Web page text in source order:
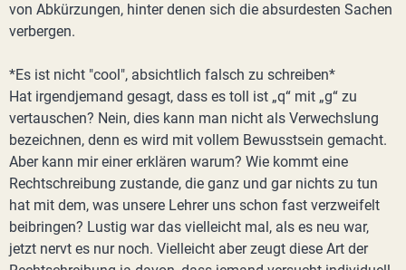
von Abkürzungen, hinter denen sich die absurdesten Sachen
verbergen.
*Es ist nicht "cool", absichtlich falsch zu schreiben*
Hat irgendjemand gesagt, dass es toll ist „q“ mit „g“ zu
vertauschen? Nein, dies kann man nicht als Verwechslung
bezeichnen, denn es wird mit vollem Bewusstsein gemacht.
Aber kann mir einer erklären warum? Wie kommt eine
Rechtschreibung zustande, die ganz und gar nichts zu tun
hat mit dem, was unsere Lehrer uns schon fast verzweifelt
beibringen? Lustig war das vielleicht mal, als es neu war,
jetzt nervt es nur noch. Vielleicht aber zeugt diese Art der